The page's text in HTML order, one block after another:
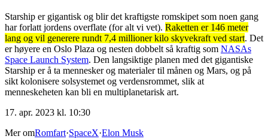
Starship er gigantisk og blir det kraftigste romskipet som noen gang
har forlatt jordens overflate (for alt vi vet). Raketten er 146 meter
lang og vil generere rundt 7,4 millioner kilo skyvekraft ved start. Det
er høyere en Oslo Plaza og nesten dobbelt så kraftig som NASAs
Space Launch System. Den langsiktige planen med det gigantiske
Starship er å ta mennesker og materialer til månen og Mars, og på
sikt kolonisere solsystemet og verdensrommet, slik at
menneskeheten kan bli en multiplanetarisk art.
17. apr. 2023 kl. 10:30
Mer omRomfart·SpaceX·Elon Musk